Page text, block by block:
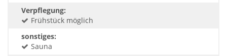
Verpflegung:
Frühstück möglich
sonstiges:
Sauna